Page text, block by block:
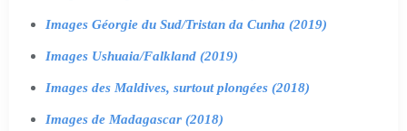
Images Géorgie du Sud/Tristan da Cunha (2019)
Images Ushuaia/Falkland (2019)
Images des Maldives, surtout plongées (2018)
Images de Madagascar (2018)